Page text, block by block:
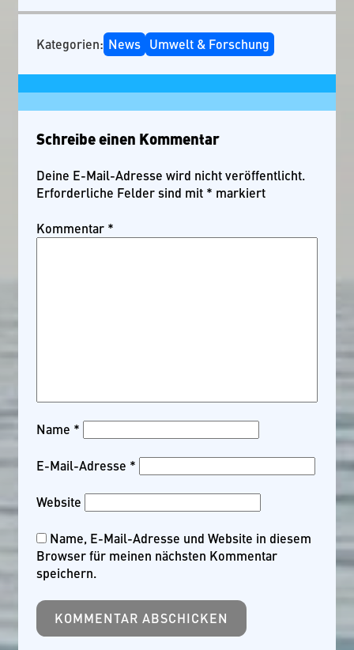
Kategorien: News Umwelt & Forschung
Schreibe einen Kommentar
Deine E-Mail-Adresse wird nicht veröffentlicht.
Erforderliche Felder sind mit * markiert
Kommentar *
Name *
E-Mail-Adresse *
Website
Name, E-Mail-Adresse und Website in diesem
Browser für meinen nächsten Kommentar
speichern.